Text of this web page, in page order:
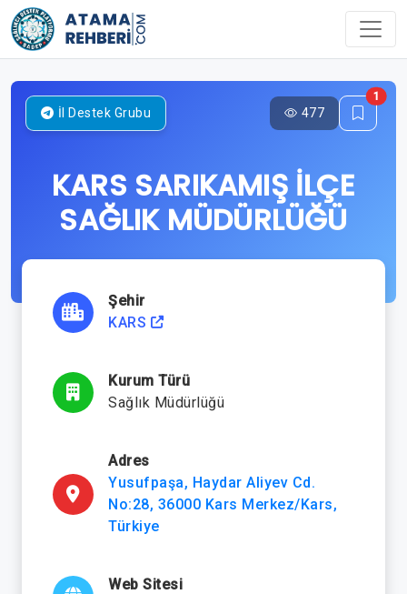
KARS SARIKAMIŞ İLÇE
SAĞLIK MÜDÜRLÜĞÜ
İl Destek Grubu 477
1
Şehir
KARS
Kurum Türü
Sağlık Müdürlüğü
Adres
Yusufpaşa, Haydar Aliyev Cd.
No:28, 36000 Kars Merkez/Kars,
Türkiye
Web Sitesi